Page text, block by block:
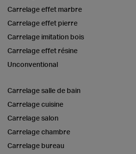
Carrelage effet marbre
Carrelage effet pierre
Carrelage imitation bois
Carrelage effet résine
Unconventional
Carrelage salle de bain
Carrelage cuisine
Carrelage salon
Carrelage chambre
Carrelage bureau